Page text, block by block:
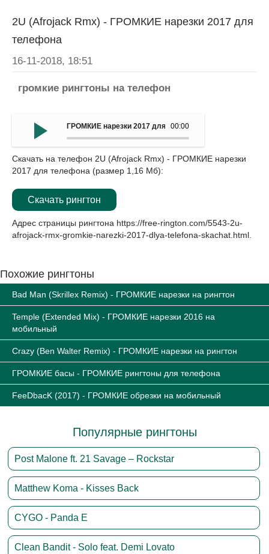
2U (Afrojack Rmx) - ГРОМКИЕ нарезки 2017 для
телефона
16-11-2018, 18:51
громкие рингтоны на телефон
00:00
ГРОМКИЕ нарезки 2017 для мобильныйа - 2U (Afrojack
Скачать на телефон 2U (Afrojack Rmx) - ГРОМКИЕ нарезки
2017 для телефона (размер 1,16 Мб):
Скачать рингтон
Адрес страницы рингтона https://free-rington.com/5543-2u-
afrojack-rmx-gromkie-narezki-2017-dlya-telefona-skachat.html
Похожие рингтоны
Bad Man (Skrillex Remix) - ГРОМКИЕ нарезки на рингтон
Temple (Extended Mix) - ГРОМКИЕ нарезки 2016 на
мобильный
Crazy (Ben Walter Remix) - ГРОМКИЕ нарезки на рингтон
ГРОМКИЕ басы - ГРОМКИЕ рингтоны для телефона
FeeDbacK (2017) - ГРОМКИЕ обрезки на мобильный
Популярные рингтоны
Post Malone ft. 21 Savage – Rockstar
Matthew Koma - Kisses Back
CYGO - Panda E
Clean Bandit - Solo feat. Demi Lovato